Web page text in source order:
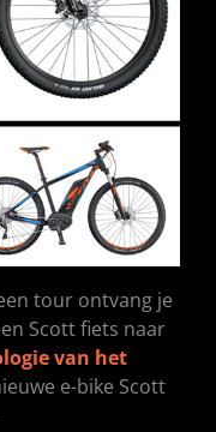
tour ontvang je
Scott fiets naar
van het
e-bike Scott